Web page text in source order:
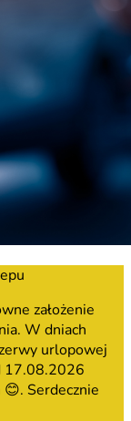
założenie
W dniach
urlopowej
17.08.2026
Serdecznie